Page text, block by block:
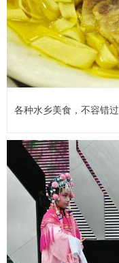
各种水乡美食，不容错过